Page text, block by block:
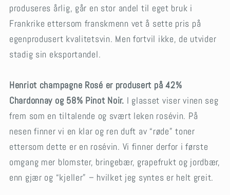
produseres årlig, går en stor andel til eget bruk i
Frankrike ettersom franskmenn vet å sette pris på
egenprodusert kvalitetsvin. Men fortvil ikke, de utvider
stadig sin eksportandel.
Henriot champagne Rosé er produsert på 42%
Chardonnay og 58% Pinot Noir. I glasset viser vinen seg
frem som en tiltalende og svært leken rosévin. På
nesen finner vi en klar og ren duft av “røde” toner
ettersom dette er en rosévin. Vi finner derfor i første
omgang mer blomster, bringebær, grapefrukt og jordbær,
enn gjær og “kjeller” – hvilket jeg syntes er helt greit.